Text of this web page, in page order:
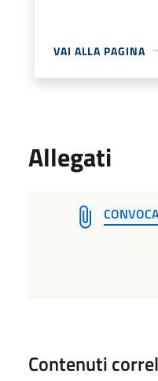
VAI ALLA PAGINA
Allegati
Contenuti